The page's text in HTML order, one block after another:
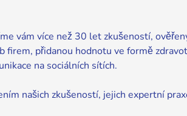
vám více než 30 let zkušeností,
přidanou hodnotu ve formě
na sociálních sítích.
našich zkušeností, jejich expertní